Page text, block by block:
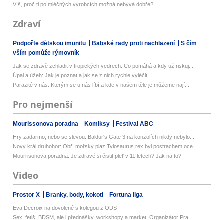
Víš, proč ti po mléčných výrobcích možná nebývá dobře?
Zdraví
Podpořte dětskou imunitu Babské rady proti nachlazení
S čím
vším pomůže rýmovník
Jak se zdravě zchladit v tropických vedrech: Co pomáhá a kdy už riskuj...
Úpal a úžeh: Jak je poznat a jak se z nich rychle vyléčit
Parazité v nás: Kterým se u nás líbí a kde v našem těle je můžeme nají...
Pro nejmenší
Mourissonova poradna Komiksy Festival ABC
Hry zadarmo, nebo se slevou: Baldur's Gate 3 na konzolích nikdy nebylo...
Nový král druhohor: Obří mořský plaz Tylosaurus rex byl postrachem oce...
Mourrisonova poradna: Je zdravé si čistit pleť v 11 letech? Jak na to?
Video
Prostor X Branky, body, kokoti Fortuna liga
Eva Decroix na dovolené s kolegou z ODS
Sex, fetiš, BDSM, ale i přednášky, workshopy a market. Organizátor Pra...